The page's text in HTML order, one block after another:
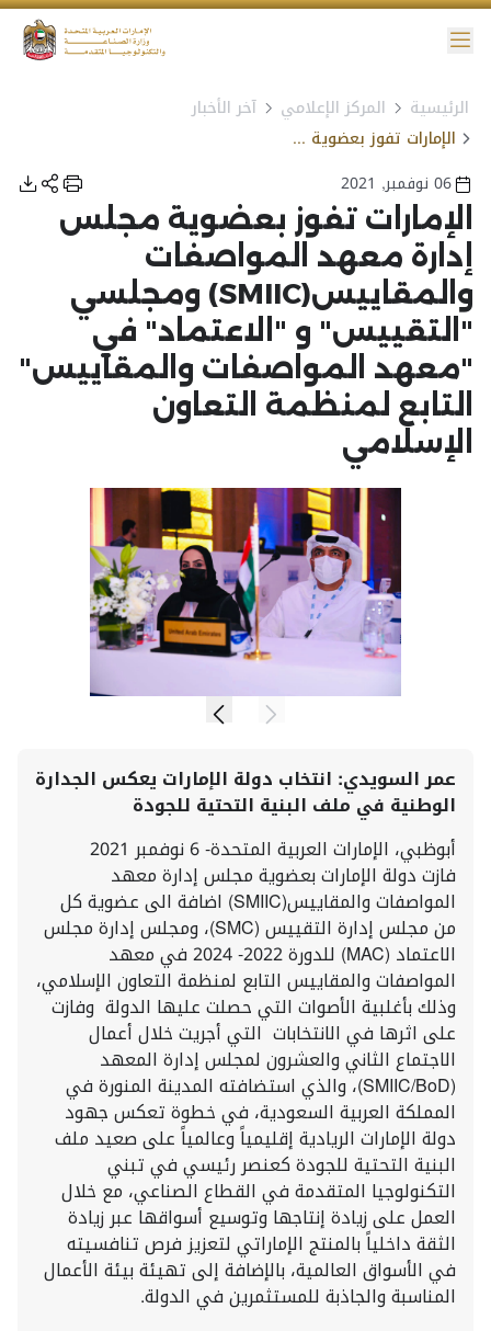
الوصول
الرئيسية المركز الإعلامي
آخر الأخبار
الإمارات تفوز بعضوية مجلس إدارة معهد المواصفات والمقاييس(SMIIC) ومجلسي "التقييس" و "الاعتماد" في "معهد المواصفات والمقاييس" التابع لمنظمة التعاون الإسلامي
06 نوفمبر, 2021
الإمارات تفوز بعضوية مجلس
إدارة معهد المواصفات
والمقاييس(SMIIC) ومجلسي
"التقييس" و "الاعتماد" في
"معهد المواصفات والمقاييس"
التابع لمنظمة التعاون
الإسلامي
عمر السويدي: انتخاب دولة الإمارات يعكس الجدارة
الوطنية في ملف البنية التحتية للجودة
أبوظبي، الإمارات العربية المتحدة- 6 نوفمبر 2021
فازت دولة الإمارات بعضوية مجلس إدارة معهد
المواصفات والمقاييس(SMIIC) اضافة الى عضوية كل
من مجلس إدارة التقييس (SMC)، ومجلس إدارة مجلس
الاعتماد (MAC) للدورة 2022- 2024 في معهد
المواصفات والمقاييس التابع لمنظمة التعاون الإسلامي،
وذلك بأغلبية الأصوات التي حصلت عليها الدولة وفازت
على اثرها في الانتخابات التي أجريت خلال أعمال
الاجتماع الثاني والعشرون لمجلس إدارة المعهد
(SMIIC/BoD)، والذي استضافته المدينة المنورة في
المملكة العربية السعودية، في خطوة تعكس جهود
دولة الإمارات الريادية إقليمياً وعالمياً على صعيد ملف
البنية التحتية للجودة كعنصر رئيسي في تبني
التكنولوجيا المتقدمة في القطاع الصناعي، مع خلال
العمل على زيادة إنتاجها وتوسيع أسواقها عبر زيادة
الثقة داخلياً بالمنتج الإماراتي لتعزيز فرص تنافسيته
في الأسواق العالمية، بالإضافة إلى تهيئة بيئة الأعمال
المناسبة والجاذبة للمستثمرين في الدولة.